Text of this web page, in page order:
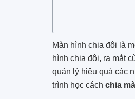
Màn hình chia đôi là
hình chia đôi, ra mắt
quản lý hiệu quả các
trình học cách chia